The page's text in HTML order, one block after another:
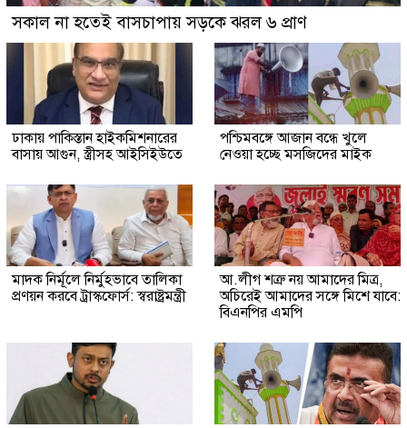
সকাল না হতেই বাসচাপায় সড়কে ঝরল ৬ প্রাণ
ঢাকায় পাকিস্তান হাইকমিশনারের
বাসায় আগুন, স্ত্রীসহ আইসিইউতে
পশ্চিমবঙ্গে আজান বন্ধে খুলে
নেওয়া হচ্ছে মসজিদের মাইক
মাদক নির্মূলে নির্মুহভাবে তালিকা
প্রণয়ন করবে ট্রাস্কফোর্স: স্বরাষ্ট্রমন্ত্রী
আ.লীগ শত্রু নয় আমাদের মিত্র,
অচিরেই আমাদের সঙ্গে মিশে যাবে:
বিএনপির এমপি